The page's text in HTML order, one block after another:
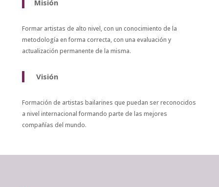
Misión
Formar artistas de alto nivel, con un conocimiento de la
metodología en forma correcta, con una evaluación y
actualización permanente de la misma.
Visión
Formación de artistas bailarines que puedan ser reconocidos
a nivel internacional formando parte de las mejores
compañías del mundo.